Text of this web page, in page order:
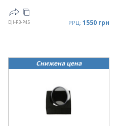
DJI-P3-P45 РРЦ: 1550 грн
Снижена цена